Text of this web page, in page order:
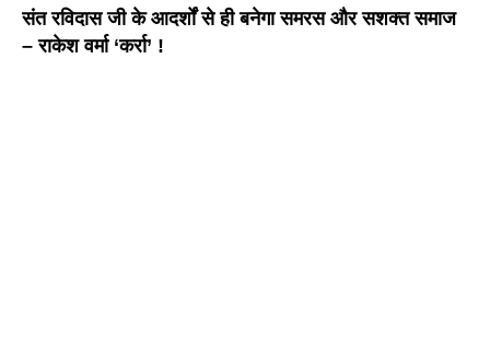
संत रविदास जी के आदर्शों से ही बनेगा समरस और सशक्त समाज
– राकेश वर्मा ‘कर्रा’ !